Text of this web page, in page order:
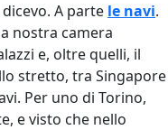
A parte le navi.
nostra camera
e, oltre quelli, il
stretto, tra Singapore
Per uno di Torino,
e visto che nello